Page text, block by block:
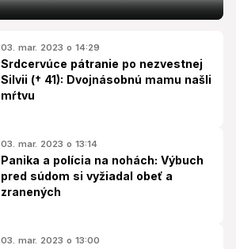
03. mar. 2023 o 14:29
Srdcervúce pátranie po nezvestnej
Silvii († 41): Dvojnásobnú mamu našli
mŕtvu
03. mar. 2023 o 13:14
Panika a polícia na nohách: Výbuch
pred súdom si vyžiadal obeť a
zranených
03. mar. 2023 o 13:00